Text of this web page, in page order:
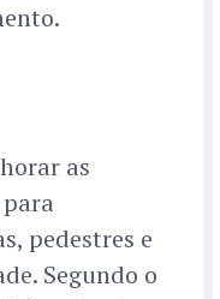
as
pedestres e
Segundo o